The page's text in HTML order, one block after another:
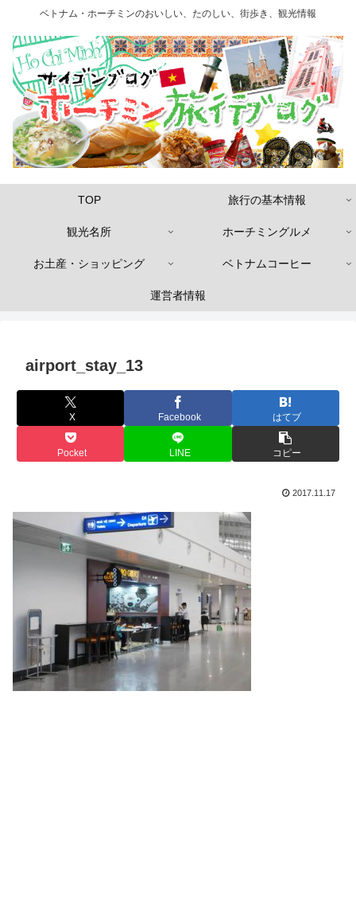
ベトナム・ホーチミンのおいしい、たのしい、街歩き、観光情報
TOP 旅行の基本情報
観光名所 ホーチミングルメ
お土産・ショッピング ベトナムコーヒー
運営者情報
airport_stay_13
X Facebook はてブ
Pocket LINE コピー
2017.11.17